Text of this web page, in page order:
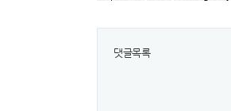
댓글목록